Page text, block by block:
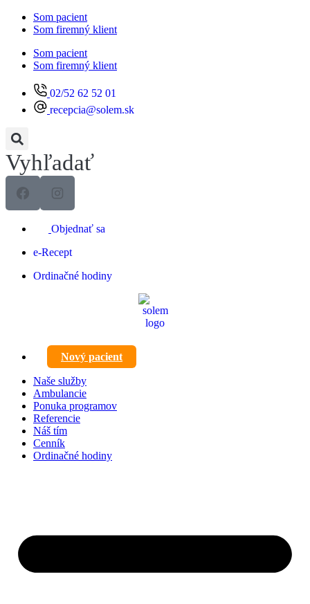
PreskočiťSom pacient
Som firemný klient
Som pacient
Som firemný klient
02/52 62 52 01
recepcia@solem.sk
Vyhľadať
Objednať sa
e-Recept
Ordinačné hodiny
Nový pacient
Naše služby
Ambulancie
Ponuka programov
Referencie
Náš tím
Cenník
Ordinačné hodiny